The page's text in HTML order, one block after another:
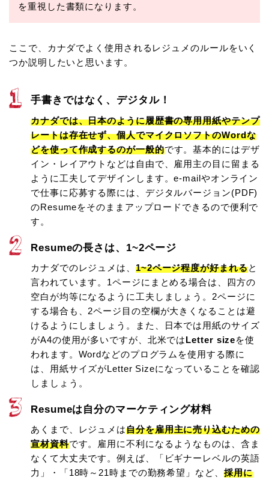
を重視した書類になります。
ここで、カナダでよく使用されるレジュメのルールをいく
つか説明したいと思います。
手書きではなく、デジタル！
カナダでは、日本のように履歴書の専用用紙やテンプ
レートは存在せず、個人でマイクロソフトのWordな
どを使って作成するのが一般的です。基本的にはデザ
イン・レイアウトなどは自由で、雇用主の目に留まる
ように工夫してデザインします。e-mailやオンライン
で仕事に応募する際には、デジタルバージョン(PDF)
のResumeをそのままアップロードできるので便利で
す。
Resumeの長さは、1~2ページ
カナダでのレジュメは、 1~2ページ程度が好まれると
言われています。1ページにまとめる場合は、四方の
空白が均等になるように工夫しましょう。2ページに
する場合も、2ページ目の空欄が大きくなることは避
けるようにしましょう。また、日本では用紙のサイズ
がA4の使用が多いですが、北米ではLetter sizeを使
われます。Wordなどのプログラムを使用する際に
は、用紙サイズがLetter Sizeになっていることを確認
しましょう。
Resumeは自分のマーケティング材料
あくまで、レジュメは自分を雇用主に売り込むための
宣材資料です。雇用に不利になるようなものは、含ま
なくて大丈夫です。例えば、「ビギナーレベルの英語
力」・「18時～21時までの勤務希望」など、 採用に